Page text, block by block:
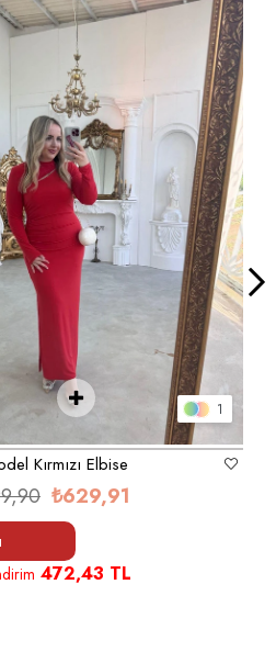
1
Kırmızı Elbise
₺629,91
472,43 TL